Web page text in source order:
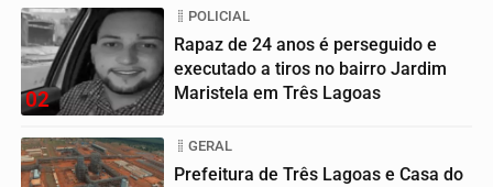
02
POLICIAL
Rapaz de 24 anos é perseguido e
executado a tiros no bairro Jardim
Maristela em Três Lagoas
GERAL
Prefeitura de Três Lagoas e Casa do